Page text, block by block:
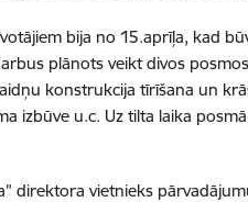
bija no 15.aprīļa, kad
plānots veikt divos
konstrukcija tīrīšana un
izbūve u.c. Uz tilta laika
direktora vietnieks